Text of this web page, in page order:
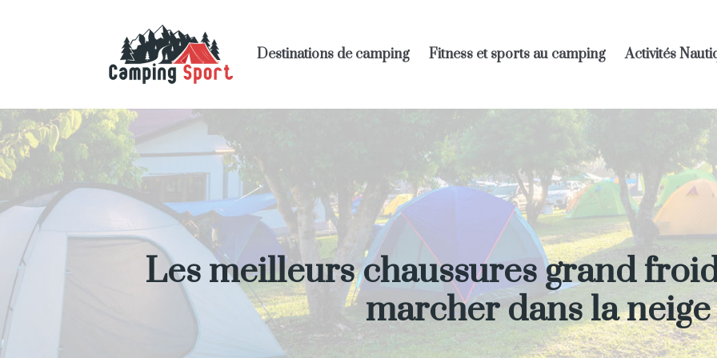
Destinations de camping Fitness et sports au camping Activités
Les meilleurs chaussures grand
marcher dans la neige